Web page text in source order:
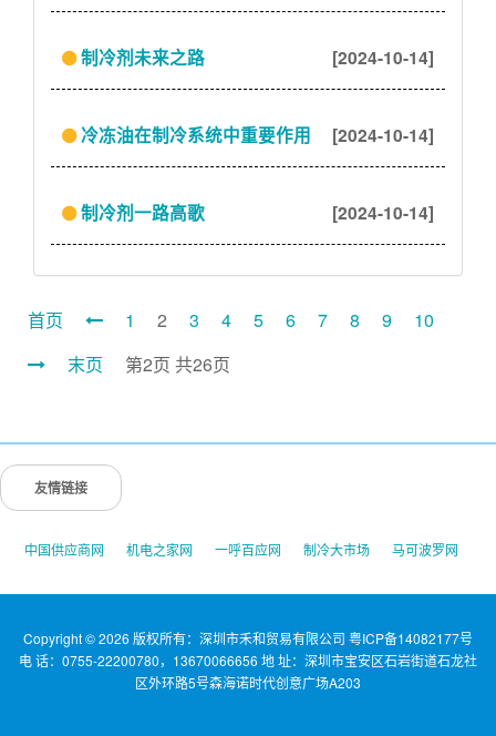
制冷剂未来之路 [2024-10-14]
冷冻油在制冷系统中重要作用 [2024-10-14]
制冷剂一路高歌 [2024-10-14]
首页 1 2 3 4 5 6 7 8 9
10
末页
第2页 共26页
友情链接
中国供应商网 机电之家网 一呼百应网 制冷大市场 马可波罗网
Copyright © 2026 版权所有：深圳市禾和贸易有限公司 粤ICP备14082177号
电 话：0755-22200780，13670066656 地 址：深圳市宝安区石岩街道石龙社
区外环路5号森海诺时代创意广场A203